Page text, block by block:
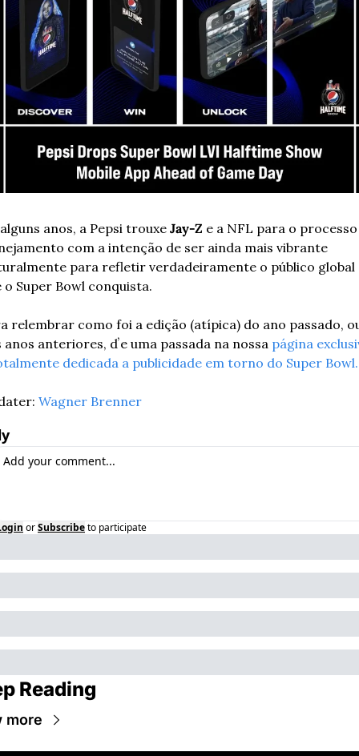
anos, a Pepsi trouxe Jay-Z e a NFL para o
com a intenção de ser ainda mais vibrante
para refletir verdadeiramente o público global
o Super Bowl conquista.
relembrar como foi a edição (atípica) do ano passado,
anos anteriores, dʼe uma passada na nossa página
dedicada a publicidade em torno do Super Bowl.
Wagner Brenner
orSubscribeto participate
Reading
more